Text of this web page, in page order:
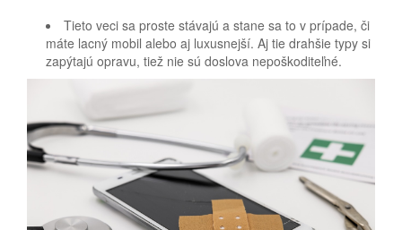
Tieto veci sa proste stávajú a stane sa to v prípade, či
máte lacný mobil alebo aj luxusnejší. Aj tie drahšie typy si
zapýtajú opravu, tiež nie sú doslova nepoškoditeľné.